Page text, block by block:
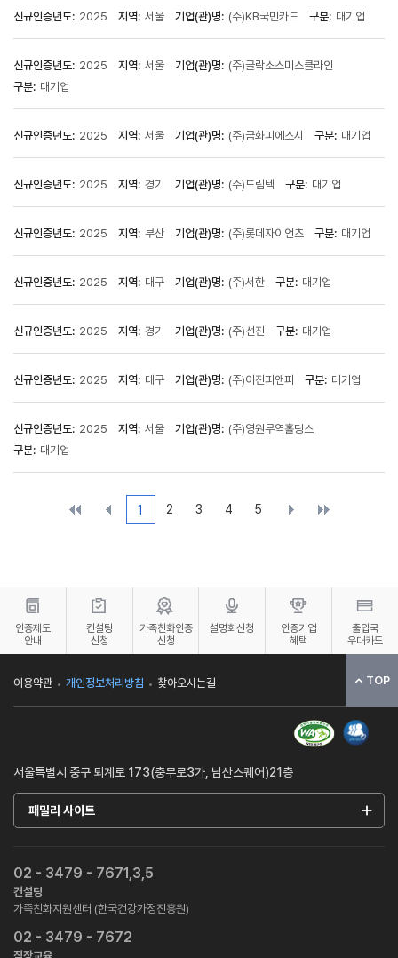
신규인증년도: 2025 지역: 서울 기업(관)명: (주)KB국민카드 구분: 대기업
신규인증년도: 2025 지역: 서울 기업(관)명: (주)글락소스미스클라인
구분: 대기업
신규인증년도: 2025 지역: 서울 기업(관)명: (주)금화피에스시 구분: 대기업
신규인증년도: 2025 지역: 경기 기업(관)명: (주)드림텍 구분: 대기업
신규인증년도: 2025 지역: 부산 기업(관)명: (주)롯데자이언츠 구분: 대기업
신규인증년도: 2025 지역: 대구 기업(관)명: (주)서한 구분: 대기업
신규인증년도: 2025 지역: 경기 기업(관)명: (주)선진 구분: 대기업
신규인증년도: 2025 지역: 대구 기업(관)명: (주)아진피앤피 구분: 대기업
신규인증년도: 2025 지역: 서울 기업(관)명: (주)영원무역홀딩스
구분: 대기업
1 2 3 4 5
인증제도
안내
컨설팅
신청
가족친화인증
신청
설명회신청
인증기업
혜택
출입국
우대카드
TOP
이용약관 개인정보처리방침 찾아오시는길
서울특별시 중구 퇴계로 173(충무로3가, 남산스퀘어)21층
패밀리 사이트
02 - 3479 - 7671,3,5
컨설팅
가족친화지원센터 (한국건강가정진흥원)
02 - 3479 - 7672